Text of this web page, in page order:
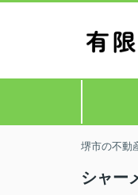
堺市の不動
シャー